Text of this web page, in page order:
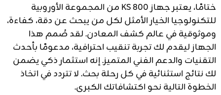
ختامًا، يعتبر جهاز KS 800 من المجموعة الأوروبية
للتكنولوجيا الخيار الأمثل لكل من يبحث عن دقة، كفاءة،
وموثوقية في عالم كشف المعادن. لقد صُمم هذا
الجهاز ليقدم لك تجربة تنقيب احترافية، مدعومًا بأحدث
التقنيات والدعم الفني المتميز. إنه استثمار ذكي يضمن
لك نتائج استثنائية في كل رحلة بحث. لا تتردد في اتخاذ
الخطوة التالية نحو اكتشافاتك الكبرى.